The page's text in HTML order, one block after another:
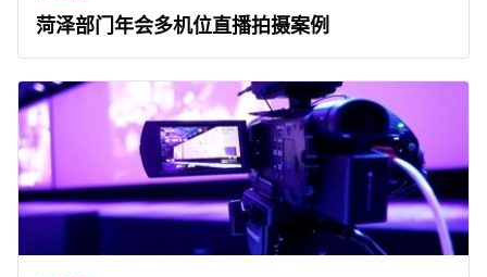
菏泽部门年会多机位直播拍摄案例